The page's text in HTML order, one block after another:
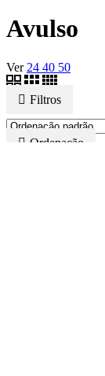
Avulso
Ver 24 40 50
Filtros
Ordenação